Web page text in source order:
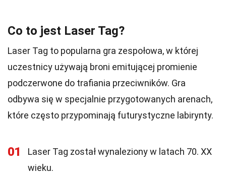
Co to jest Laser Tag?
Laser Tag to popularna gra zespołowa, w której
uczestnicy używają broni emitującej promienie
podczerwone do trafiania przeciwników. Gra
odbywa się w specjalnie przygotowanych arenach,
które często przypominają futurystyczne labirynty.
01
Laser Tag został wynaleziony w latach 70. XX
wieku.